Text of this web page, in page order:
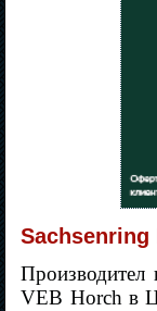
Sachsenring
Производител
VEB Horch в